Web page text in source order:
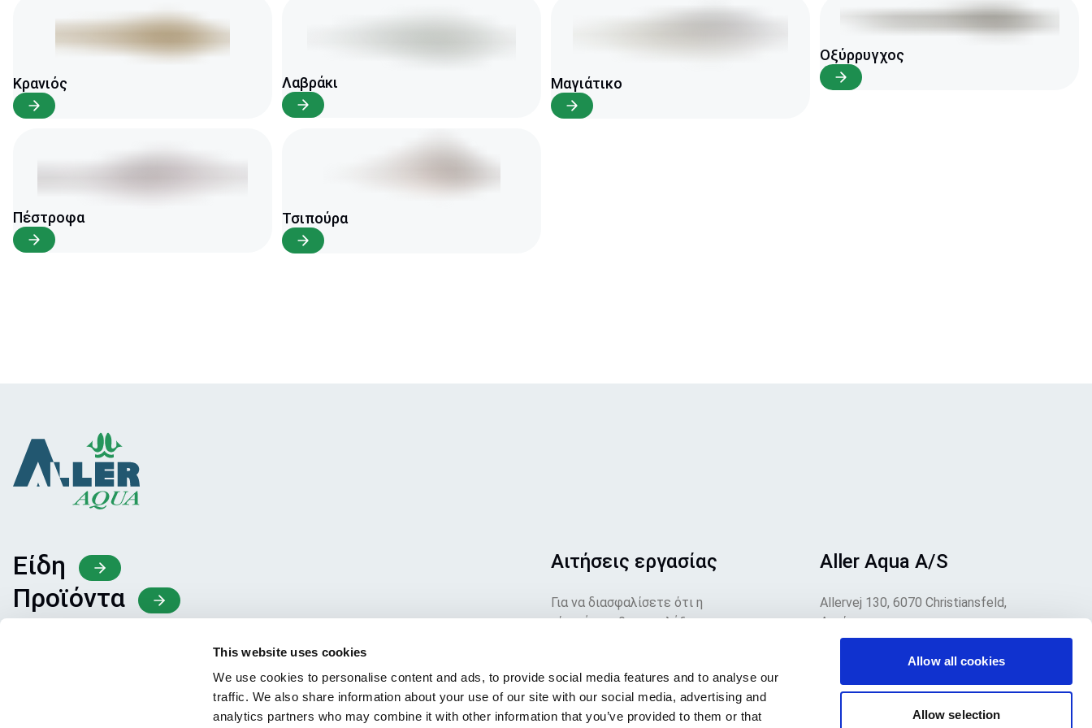
This website uses cookies
We use cookies to personalise content and ads, to provide social media features and to analyse our
traffic. We also share information about your use of our site with our social media, advertising and
analytics partners who may combine it with other information that you’ve provided to them or that
Allow all cookies
Allow selection
Κρανιός Λαβράκι Μαγιάτικο
Οξύρρυγχος
Πέστροφα Τσιπούρα
Είδη
Προϊόντα
Αιτήσεις εργασίας
Για να διασφαλίσετε ότι η
αίτησή σας θα καταλήξει στο
για την οποία ενδιαφέρεστε.
Ανυπομονούμε να τη
διαβάσουμε!
Aller Aqua A/S
Allervej 130, 6070 Christiansfeld,
Δανία